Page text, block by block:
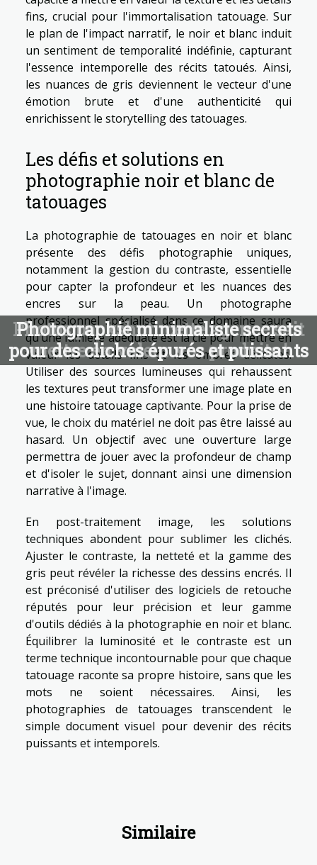
fins, crucial pour l'immortalisation tatouage. Sur
le plan de l'impact narratif, le noir et blanc induit
un sentiment de temporalité indéfinie, capturant
l'essence intemporelle des récits tatoués. Ainsi,
les nuances de gris deviennent le vecteur d'une
émotion brute et d'une authenticité qui
enrichissent le storytelling des tatouages.
Les défis et solutions en
photographie noir et blanc de
tatouages
La photographie de tatouages en noir et blanc
présente des défis photographie uniques,
notamment la gestion du contraste, essentielle
pour capter la profondeur et les nuances des
encres sur la peau. Un photographe
professionnel spécialisé dans ce domaine saura
qu’une lumière adéquate est la clé pour mettre en
valeur les détails fins et les ombres délicates.
Utiliser des sources lumineuses qui rehaussent
les textures peut transformer une image plate en
une histoire tatouage captivante. Pour la prise de
vue, le choix du matériel ne doit pas être laissé au
hasard. Un objectif avec une ouverture large
permettra de jouer avec la profondeur de champ
et d'isoler le sujet, donnant ainsi une dimension
narrative à l'image.
En post-traitement image, les solutions
techniques abondent pour sublimer les clichés.
Ajuster le contraste, la netteté et la gamme des
gris peut révéler la richesse des dessins encrés. Il
est préconisé d'utiliser des logiciels de retouche
réputés pour leur précision et leur gamme
d'outils dédiés à la photographie en noir et blanc.
Équilibrer la luminosité et le contraste est un
terme technique incontournable pour que chaque
tatouage raconte sa propre histoire, sans que les
mots ne soient nécessaires. Ainsi, les
photographies de tatouages transcendent le
simple document visuel pour devenir des récits
puissants et intemporels.
Similaire
Photos packshot : cette agence sait
mettre en valeur vos produits !
Photographie minimaliste secrets
pour des clichés épurés et puissants